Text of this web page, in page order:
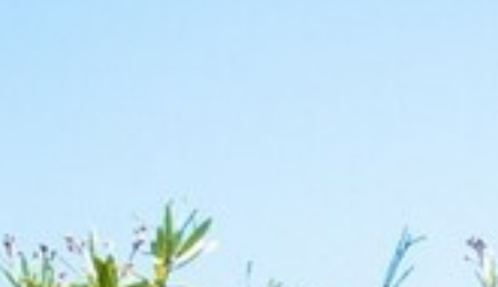
BACK